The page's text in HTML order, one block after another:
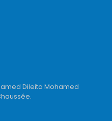
Dileita Mohamed